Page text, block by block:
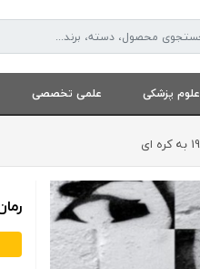
علوم پزشکی علمی تخصصی
رمان